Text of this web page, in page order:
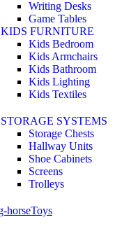
Writing Desks
Game Tables
KIDS FURNITURE
Kids Bedroom
Kids Armchairs
Kids Bathroom
Kids Lighting
Kids Textiles
STORAGE SYSTEMS
Storage Chests
Hallway Units
Shoe Cabinets
Screens
Trolleys
Toys